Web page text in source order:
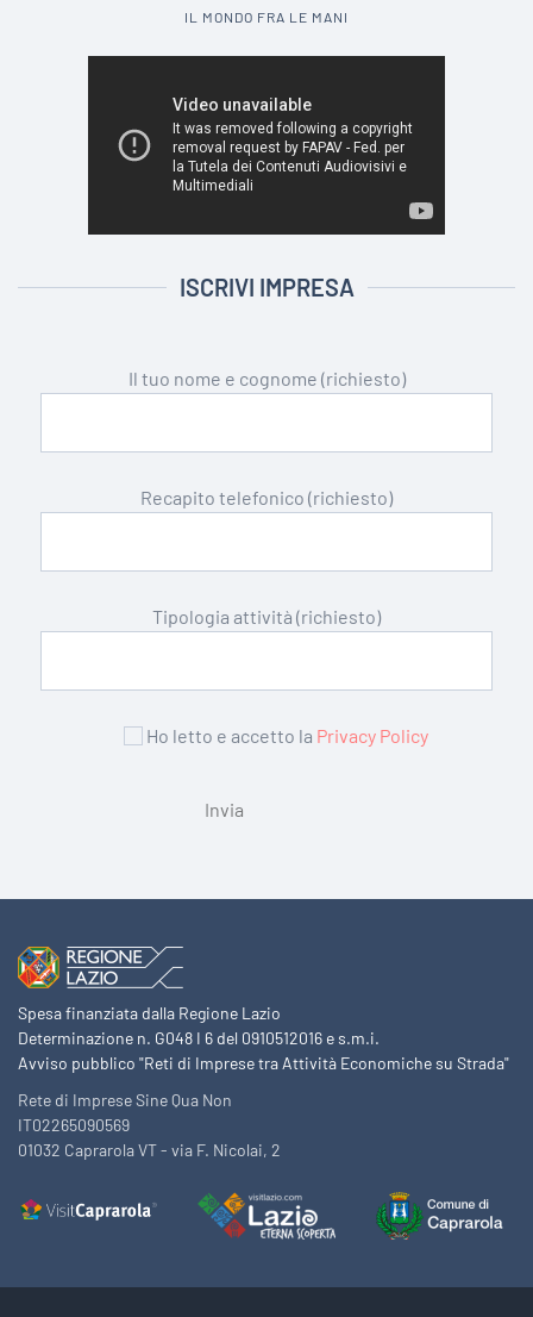
IL MONDO FRA LE MANI
ISCRIVI IMPRESA
Il tuo nome e cognome (richiesto)
Recapito telefonico (richiesto)
Tipologia attività (richiesto)
Ho letto e accetto la Privacy Policy
Spesa finanziata dalla Regione Lazio
Determinazione n. G048 I 6 del 0910512016 e s.m.i.
Avviso pubblico "Reti di Imprese tra Attività Economiche su Strada"
Rete di Imprese Sine Qua Non
IT02265090569
01032 Caprarola VT - via F. Nicolai, 2